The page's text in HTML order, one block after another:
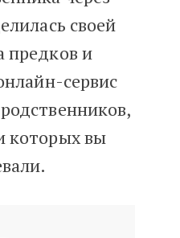
своей
предков и
сервис
которых вы